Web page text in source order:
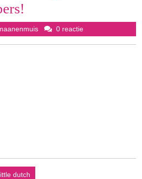
maanenmuis
0 reactie
dutch